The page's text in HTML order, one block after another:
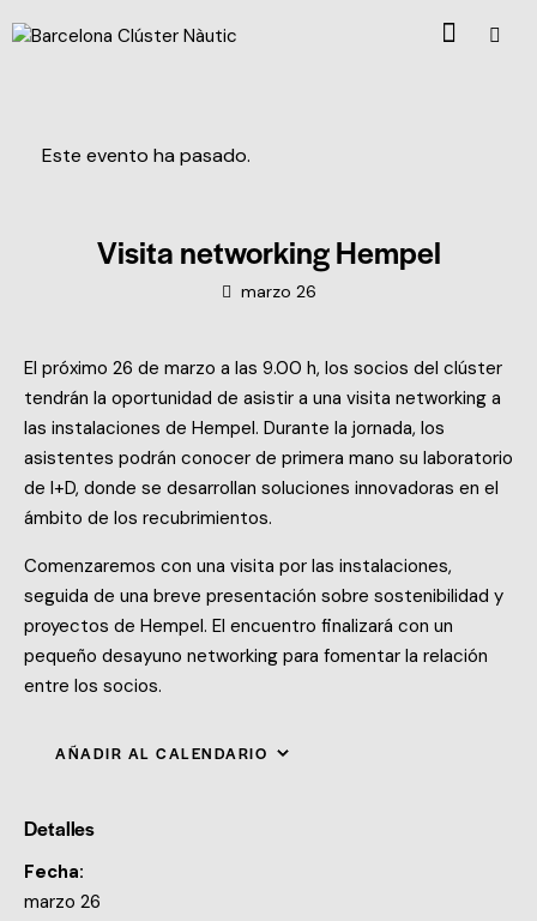
Este evento ha pasado.
Visita networking Hempel
marzo 26
El próximo 26 de marzo a las 9.00 h, los socios del clúster
tendrán la oportunidad de asistir a una visita networking a
las instalaciones de Hempel. Durante la jornada, los
asistentes podrán conocer de primera mano su laboratorio
de I+D, donde se desarrollan soluciones innovadoras en el
ámbito de los recubrimientos.
Comenzaremos con una visita por las instalaciones,
seguida de una breve presentación sobre sostenibilidad y
proyectos de Hempel. El encuentro finalizará con un
pequeño desayuno networking para fomentar la relación
entre los socios.
AÑADIR AL CALENDARIO
Detalles
Fecha:
marzo 26